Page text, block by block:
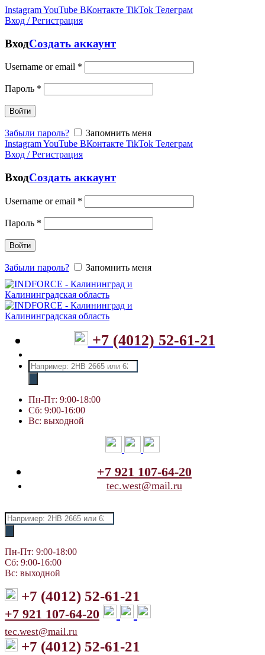
InstagramYouTube ВКонтакте TikTok Телеграм
Вход / Регистрация
ВходСоздать аккаунт
Username or email *
Пароль *
Войти
Забыли пароль?
Запомнить меня
InstagramYouTube ВКонтакте TikTok Телеграм
Вход / Регистрация
ВходСоздать аккаунт
Username or email *
Пароль *
Войти
Забыли пароль? Запомнить меня
+7 (4012) 52-61-21
Поиск
товаров
Пн-Пт: 9:00-18:00
Сб: 9:00-16:00
Вс: выходной
+7 921 107-64-20
tec.west@mail.ru
Поиск
товаров
Пн-Пт: 9:00-18:00
Сб: 9:00-16:00
Вс: выходной
+7 (4012) 52-61-21
+7 921 107-64-20
tec.west@mail.ru
+7 (4012) 52-61-21